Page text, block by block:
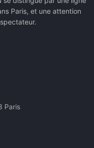
Paris, et une attention
Paris